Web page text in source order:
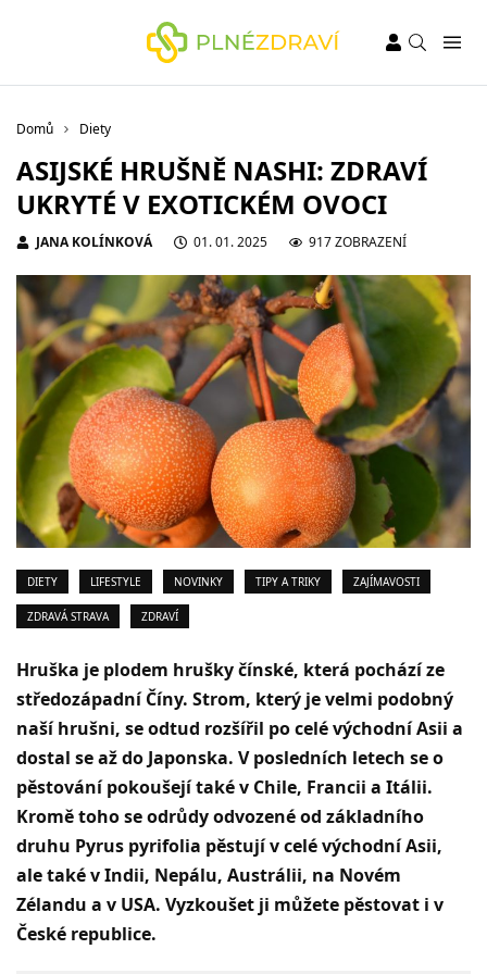
Domů Diety
ASIJSKÉ HRUŠNĚ NASHI: ZDRAVÍ
UKRYTÉ V EXOTICKÉM OVOCI
JANA KOLÍNKOVÁ 01. 01. 2025 917 ZOBRAZENÍ
DIETY LIFESTYLE NOVINKY TIPY A TRIKY ZAJÍMAVOSTI
ZDRAVÁ STRAVA ZDRAVÍ
Hruška je plodem hrušky čínské, která pochází ze
středozápadní Číny. Strom, který je velmi podobný
naší hrušni, se odtud rozšířil po celé východní Asii a
dostal se až do Japonska. V posledních letech se o
pěstování pokoušejí také v Chile, Francii a Itálii.
Kromě toho se odrůdy odvozené od základního
druhu Pyrus pyrifolia pěstují v celé východní Asii,
ale také v Indii, Nepálu, Austrálii, na Novém
Zélandu a v USA. Vyzkoušet ji můžete pěstovat i v
České republice.